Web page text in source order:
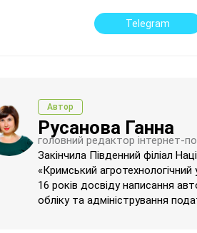
Telegram
Автор
Русанова Ганна
головний редактор інтернет-
Закінчила Південний філіал
«Кримський
16 років досвіду написання
обліку та адміністрування